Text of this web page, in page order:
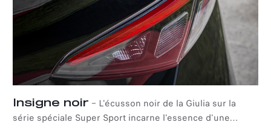
Insigne noir – L'écusson noir de la Giulia sur la
série spéciale Super Sport incarne l'essence d'une